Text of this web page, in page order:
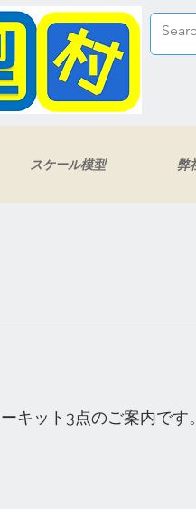
スケール模型 弊
キット3点のご案内です